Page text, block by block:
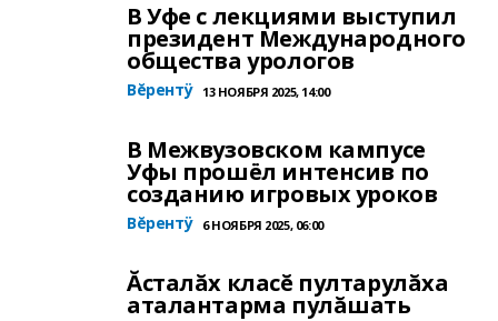
В Уфе с лекциями выступил
президент Международного
общества урологов
Вĕрентÿ 13 НОЯБРЯ 2025, 14:00
В Межвузовском кампусе
Уфы прошёл интенсив по
созданию игровых уроков
Вĕрентÿ 6 НОЯБРЯ 2025, 06:00
Ăсталăх класĕ пултарулăха
аталантарма пулăшать